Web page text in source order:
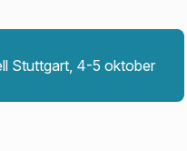
Stuttgart, 4-5 oktober